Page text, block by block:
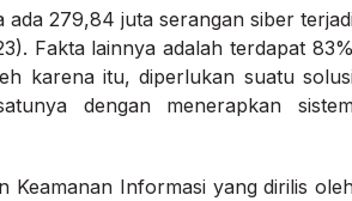
ada 279,84 juta serangan siber
Fakta lainnya adalah terdapat
karena itu, diperlukan suatu
dengan menerapkan
Keamanan Informasi yang dirilis